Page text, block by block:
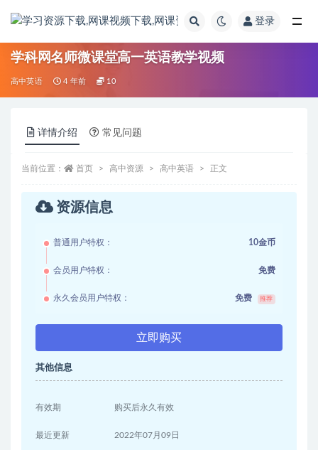
登录
学科网名师微课堂高一英语教学视频
高中英语 4 年前 10
详情介绍 常见问题
当前位置： 首页 高中资源 高中英语 正文
资源信息
普通用户特权： 10金币
会员用户特权： 免费
永久会员用户特权： 免费 推荐
立即购买
其他信息
有效期 购买后永久有效
最近更新 2022年07月09日